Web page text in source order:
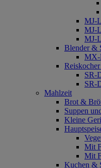
MJ-
MJ-
MJ-
Blender &
MX-
SR-
SR-
Mahlzeit
Brot &
Suppen
Kleine
Mit
Mit
Kuchen &